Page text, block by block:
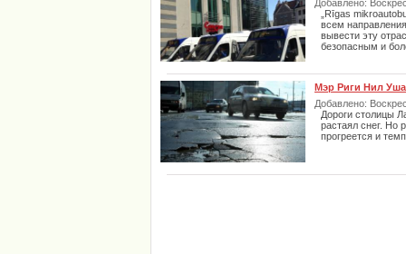
Добавлено:
„Rīgas
всем
вывести эту
безопасным и
Мэр Риги Нил
Добавлено:
Дороги столицы
растаял снег. Но
прогреется и